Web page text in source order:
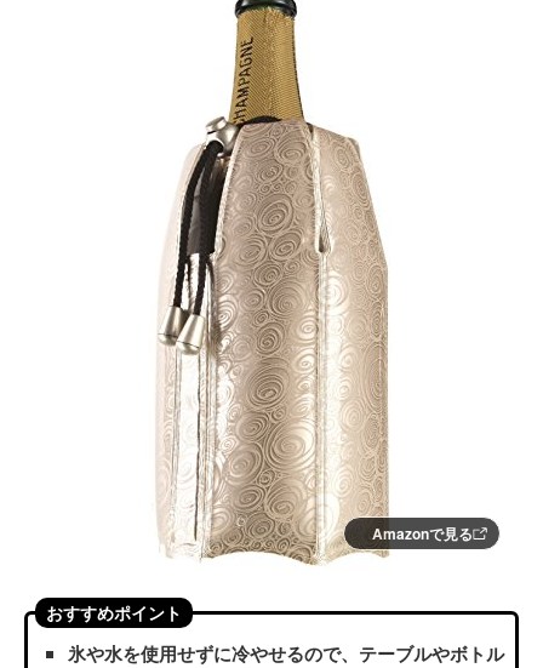
Amazonで見る
おすすめポイント
氷や水を使用せずに冷やせるので、テーブルやボトル